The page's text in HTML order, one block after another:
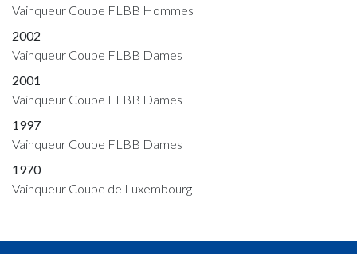
Vainqueur Coupe FLBB Hommes
2002
Vainqueur Coupe FLBB Dames
2001
Vainqueur Coupe FLBB Dames
1997
Vainqueur Coupe FLBB Dames
1970
Vainqueur Coupe de Luxembourg